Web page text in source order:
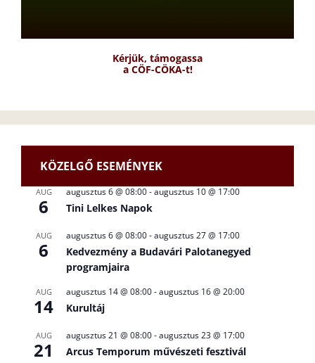
Kérjük, támogassa
a CÖF-CÖKA-t!
KÖZELGŐ ESEMÉNYEK
AUG
6
augusztus 6 @ 08:00-augusztus 10 @ 17:00
Tini Lelkes Napok
AUG
6
augusztus 6 @ 08:00-augusztus 27 @ 17:00
Kedvezmény a Budavári Palotanegyed
programjaira
AUG
14
augusztus 14 @ 08:00-augusztus 16 @ 20:00
Kurultáj
AUG
21
augusztus 21 @ 08:00-augusztus 23 @ 17:00
Arcus Temporum művészeti fesztivál